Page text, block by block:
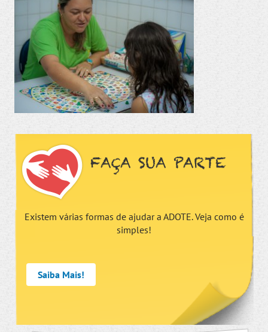
FAÇA SUA PARTE
Existem várias formas de ajudar a ADOTE. Veja como é
simples!
Saiba Mais!